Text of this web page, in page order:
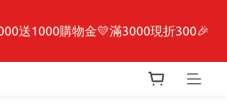
知讀者視角」 周邊商品
送1000購物金💛滿3000現折300🎉
殺了呢，偵探大人、約會大作戰、